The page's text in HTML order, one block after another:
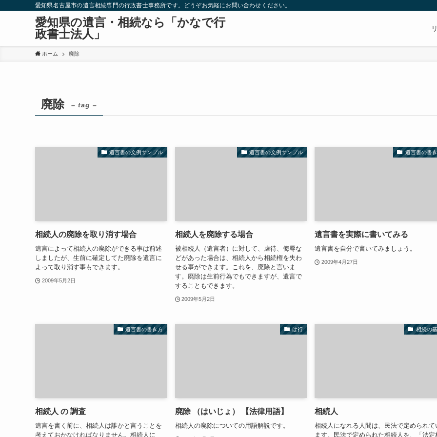
愛知県名古屋市の遺言相続専門の行政書士事務所です。どうぞお気軽にお問い合わせください。
愛知県の遺言・相続なら「かなで行
政書士法人」
ホーム 廃除
廃除 – tag –
遺言書の文例サンプル
相続人の廃除を取り消す場合
遺言によって相続人の廃除ができる事は前述
しましたが、生前に確定してた廃除を遺言に
よって取り消す事もできます。
2009年5月2日
遺言書の文例サンプル
相続人を廃除する場合
被相続人（遺言者）に対して、虐待、侮辱な
どがあった場合は、相続人から相続権を失わ
せる事ができます。これを、廃除と言いま
す。廃除は生前行為でもできますが、遺言で
することもできます。
2009年5月2日
遺言書の書
遺言書を実際に書いてみる
遺言書を自分で書いてみましょう。
2009年4月27日
遺言書の書き方
相続人 の 調査
遺言を書く前に、相続人は誰かと言うことを
考えておかなければなりません。相続人に
は行
廃除 （はいじょ） 【法律用語】
相続人の廃除についての用語解説です。
相続の
相続人
相続人になれる人間は、民法で定められて
ます。民法で定められた相続人を、「法定